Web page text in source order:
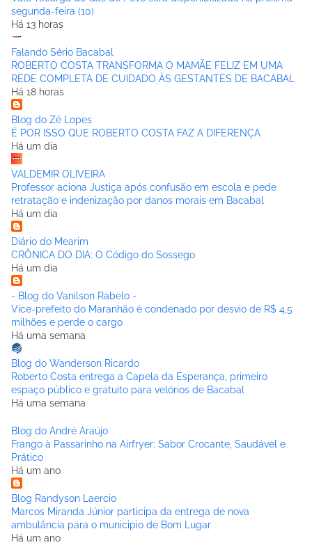
segunda-feira (10)
Há 13 horas
Falando Sério Bacabal
ROBERTO COSTA TRANSFORMA O MAMÃE FELIZ EM UMA
REDE COMPLETA DE CUIDADO ÀS GESTANTES DE BACABAL
Há 18 horas
Blog do Zé Lopes
É POR ISSO QUE ROBERTO COSTA FAZ A DIFERENÇA
Há um dia
VALDEMIR OLIVEIRA
Professor aciona Justiça após confusão em escola e pede
retratação e indenização por danos morais em Bacabal
Há um dia
Diário do Mearim
CRÔNICA DO DIA: O Código do Sossego
Há um dia
- Blog do Vanilson Rabelo -
Vice-prefeito do Maranhão é condenado por desvio de R$ 4,5
milhões e perde o cargo
Há uma semana
Blog do Wanderson Ricardo
Roberto Costa entrega a Capela da Esperança, primeiro
espaço público e gratuito para velórios de Bacabal
Há uma semana
Blog do André Araújo
Frango à Passarinho na Airfryer: Sabor Crocante, Saudável e
Prático
Há um ano
Blog Randyson Laercio
Marcos Miranda Júnior participa da entrega de nova
ambulância para o municipio de Bom Lugar
Há um ano